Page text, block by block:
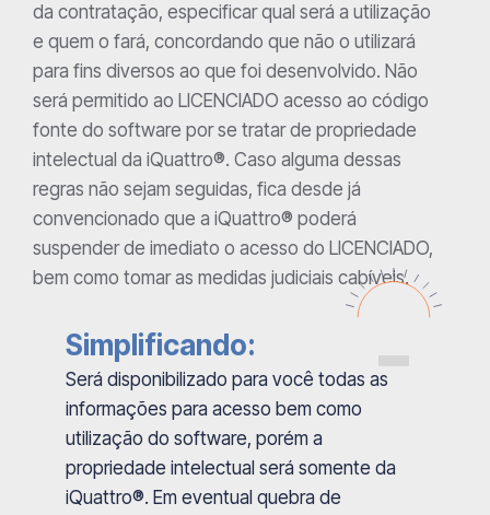
da contratação, especificar qual será a utilização
e quem o fará, concordando que não o utilizará
para fins diversos ao que foi desenvolvido. Não
será permitido ao LICENCIADO acesso ao código
fonte do software por se tratar de propriedade
intelectual da iQuattro®. Caso alguma dessas
regras não sejam seguidas, fica desde já
convencionado que a iQuattro® poderá
suspender de imediato o acesso do LICENCIADO,
bem como tomar as medidas judiciais cabíveis.
Simplificando:
Será disponibilizado para você todas as
informações para acesso bem como
utilização do software, porém a
propriedade intelectual será somente da
iQuattro®. Em eventual quebra de